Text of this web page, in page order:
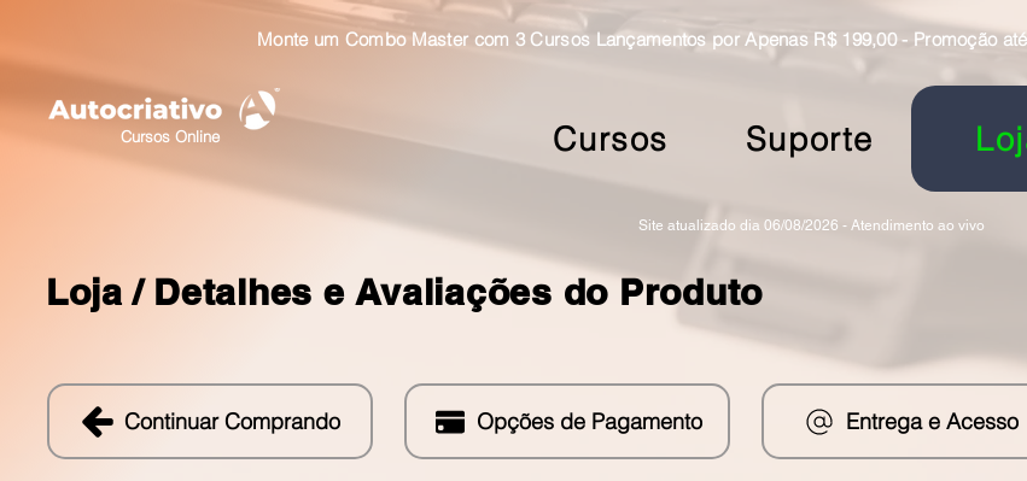
Monte um Combo Master com 3 Cursos Lançamentos por Apenas R$ 199,00 - Promoção
Continuar Comprando Opções de Pagamento Entrega e Acesso
Cursos Online Cursos Suporte
Loja / Detalhes e Avaliações do Produto
Site atualizado dia 06/08/2026 - Atendimento ao vivo